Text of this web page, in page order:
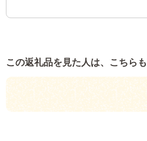
この返礼品を見た人は、こちら